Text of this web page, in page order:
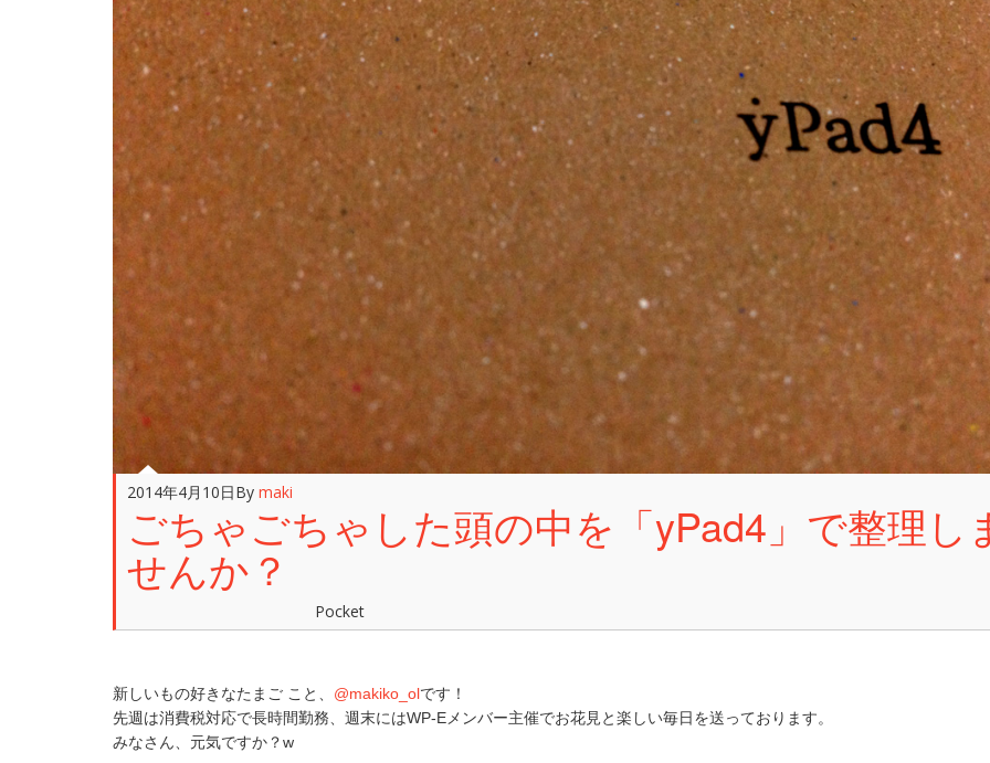
2014年4月10日By maki
ごちゃごちゃした頭の中を「yPad4」で整理し
せんか？
Pocket
新しいもの好きなたまご こと、 @makiko_olです！
先週は消費税対応で長時間勤務、週末にはWP-Eメンバー主催でお花見と楽しい毎日を送っております。
みなさん、元気ですか？w